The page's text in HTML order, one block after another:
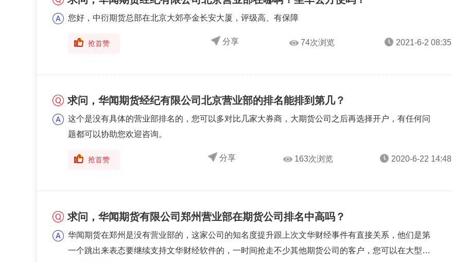
您好，中衍期货总部在北京大郊亭金长安大厦，评级高、有保障
抢首赞 分享 74次浏览 2021-6-2 08:35
求问，华闻期货经纪有限公司北京营业部的排名能排到第几？
这个是没有具体的营业部排名的，您可以多对比几家大券商，大期货公司之后再选择开户，有任何问
题都可以协助您欢迎咨询。
抢首赞 分享 163次浏览 2020-6-22 14:48
求问，华闻期货有限公司郑州营业部在期货公司排名中高吗？
华闻期货在郑州是没有营业部的，这家公司的知名度提升跟上次文华财经事件有直接关系，他们是第
一个跳出来表态要继续支持文华财经软件的，一时间抢走不少其他期货公司的客户，您可以在大型...